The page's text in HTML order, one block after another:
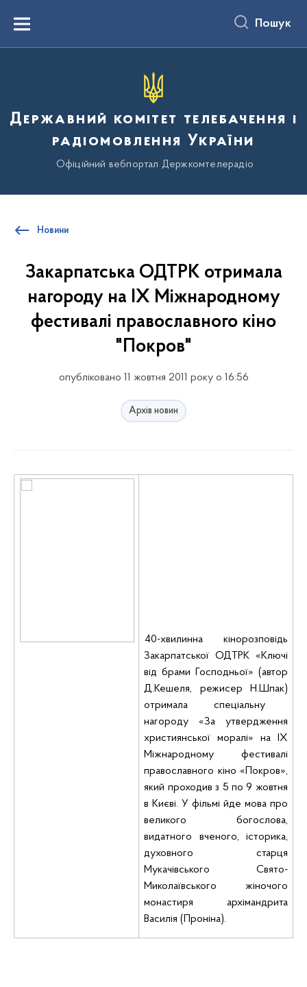
вмістуMenu Пошук
Державний комітет телебачення і
радіомовлення України
Офіційний вебпортал Держкомтелерадіо
Новини
Закарпатська ОДТРК отримала
нагороду на ІХ Міжнародному
фестивалі православного кіно
"Покров"
опубліковано 11 жовтня 2011 року о 16:56
Архів новин
40-хвилинна кінорозповідь
Закарпатської ОДТРК «Ключі
від брами Господньої» (автор
Д.Кешеля, режисер Н.Шпак)
отримала спеціальну
нагороду «За утвердження
християнської моралі» на ІХ
Міжнародному фестивалі
православного кіно «Покров»,
який проходив з 5 по 9 жовтня
в Києві. У фільмі йде мова про
великого богослова,
видатного вченого, історика,
духовного старця
Мукачівського Свято-
Миколаївського жіночого
монастиря архімандрита
Василія (Проніна).